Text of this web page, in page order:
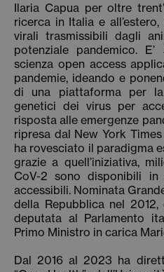
Ilaria Capua per oltre
ricerca in Italia e
virali trasmissibili dagli
potenziale pandemico.
scienza open access
pandemie, ideando e
di una piattaforma per
genetici dei virus per
risposta alle emergenze
ripresa dal New York
ha rovesciato il paradigma
grazie a quell’iniziativa,
CoV-2 sono disponibili in
accessibili. Nominata
della Repubblica nel
deputata al Parlamento
Primo Ministro in carica
Dal 2016 al 2023 ha